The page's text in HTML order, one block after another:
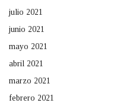
julio 2021
junio 2021
mayo 2021
abril 2021
marzo 2021
febrero 2021